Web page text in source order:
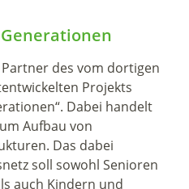
des vom dortigen
Projekts
Dabei handelt
Aufbau von
Das dabei
soll sowohl Senioren
auch Kindern und